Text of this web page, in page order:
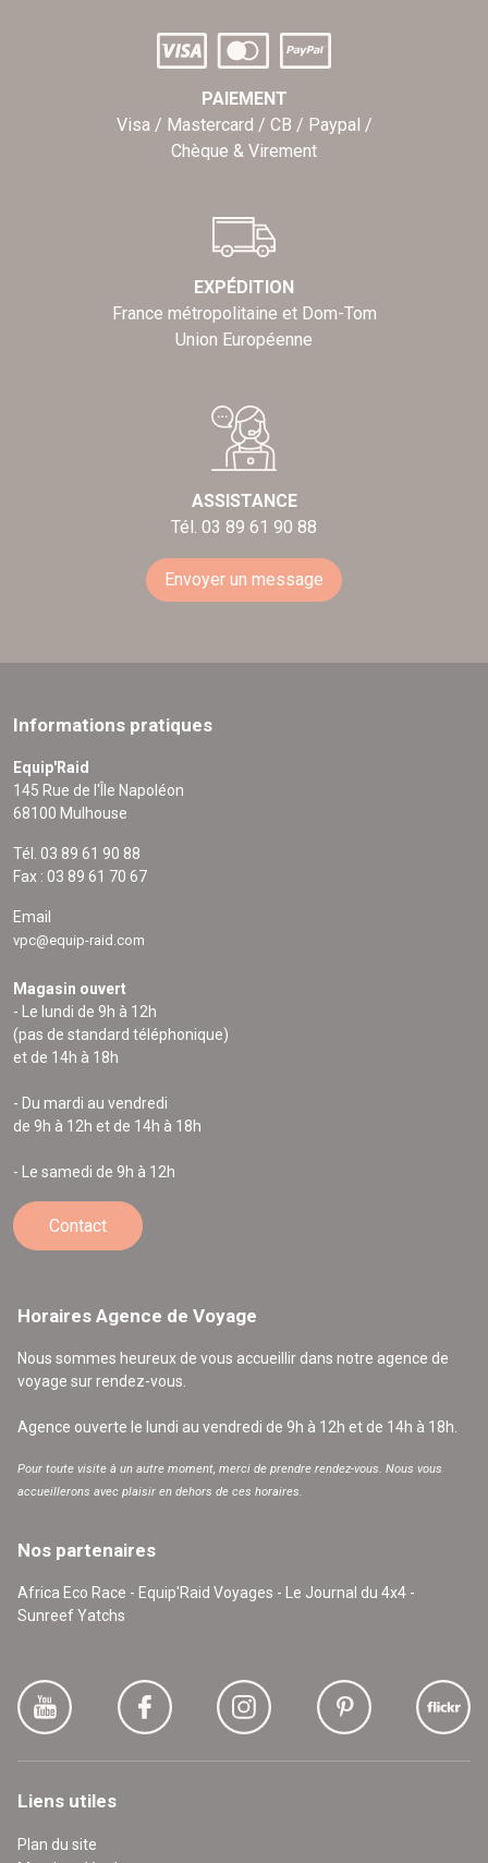
PAIEMENT
Visa / Mastercard / CB / Paypal /
Chèque & Virement
EXPÉDITION
France métropolitaine et Dom-Tom
Union Européenne
ASSISTANCE
Tél. 03 89 61 90 88
Envoyer un message
Informations pratiques
Equip'Raid
145 Rue de l'Île Napoléon
68100 Mulhouse
Tél. 03 89 61 90 88
Fax : 03 89 61 70 67
Email
vpc@equip-raid.com
Magasin ouvert
- Le lundi de 9h à 12h
(pas de standard téléphonique)
et de 14h à 18h
- Du mardi au vendredi
de 9h à 12h et de 14h à 18h
- Le samedi de 9h à 12h
Contact
Horaires Agence de Voyage
Nous sommes heureux de vous accueillir dans notre agence de
voyage sur rendez-vous.
Agence ouverte le lundi au vendredi de 9h à 12h et de 14h à 18h.
Pour toute visite à un autre moment, merci de prendre rendez-vous. Nous vous
accueillerons avec plaisir en dehors de ces horaires.
Nos partenaires
Africa Eco Race - Equip'Raid Voyages - Le Journal du 4x4 -
Sunreef Yatchs
Liens utiles
Plan du site